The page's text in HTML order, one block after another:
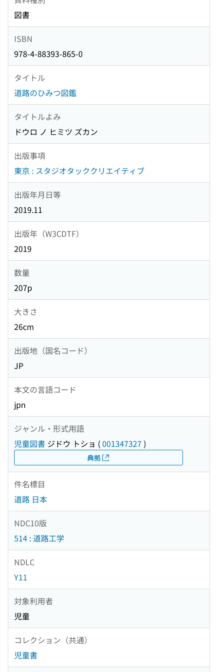
図書
ISBN
978-4-88393-865-0
タイトル
道路のひみつ図鑑
タイトルよみ
ドウロ ノ ヒミツ ズカン
出版事項
東京 : スタジオタッククリエイティブ
出版年月日等
2019.11
出版年（W3CDTF）
2019
数量
207p
大きさ
26cm
出版地（国名コード）
JP
本文の言語コード
jpn
ジャンル・形式用語
児童図書 ジドウ トショ (001347327 )
典拠
件名標目
道路 日本
NDC10版
514 : 道路工学
NDLC
Y11
対象利用者
児童
コレクション（共通）
児童書